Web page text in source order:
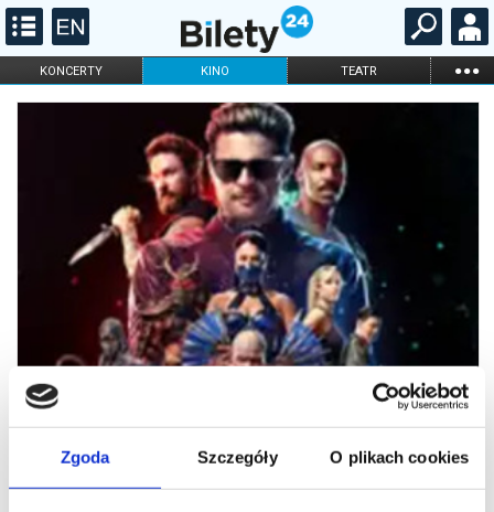
Zgoda Szczegóły O plikach cookies
KONCERTY KINO TEATR ...
FILHARMONIA OPERA I BALET
ONLINE KARNETY